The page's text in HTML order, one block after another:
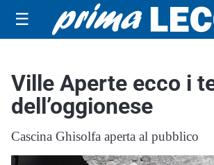
☰
Ville Aperte ecco i
dell’oggionese
Cascina Ghisolfa aperta al pubblico